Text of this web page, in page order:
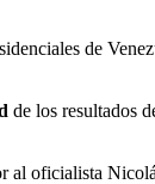
de
de los resultados
oficialista